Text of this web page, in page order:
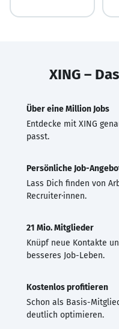
XING –
Über eine Million Jobs
Entdecke mit XING
passt.
Persönliche Job-
Lass Dich finden von
Recruiter·innen.
21 Mio. Mitglieder
Knüpf neue Kontakte
besseres Job-Leben.
Kostenlos profitieren
Schon als Basis-
deutlich optimieren.